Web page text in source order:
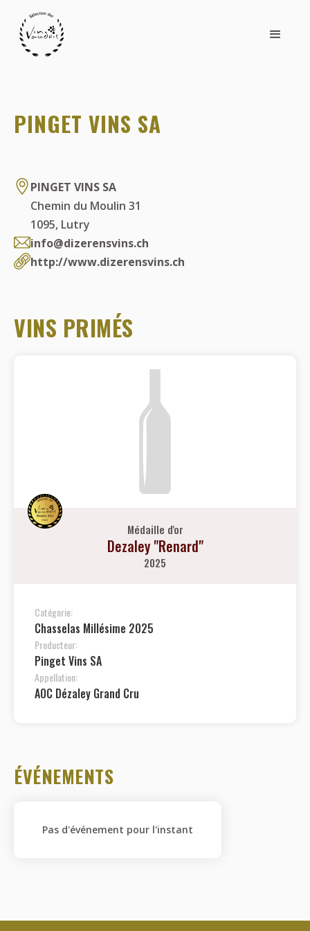
PINGET VINS SA
PINGET VINS SA
Chemin du Moulin 31
1095, Lutry
info@dizerensvins.ch
http://www.dizerensvins.ch
VINS PRIMÉS
Médaille d'or
Dezaley "Renard"
2025
Catégorie:
Chasselas Millésime 2025
Producteur:
Pinget Vins SA
Appellation:
AOC Dézaley Grand Cru
ÉVÉNEMENTS
Pas d'événement pour l'instant